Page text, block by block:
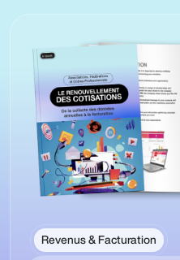
Revenus & Facturation